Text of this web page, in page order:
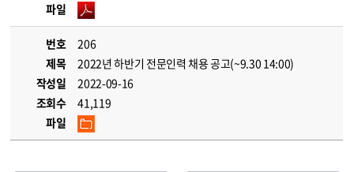
파일
번호
206
제목
2022년 하반기 전문인력 채용 공고(~9.30 14:00)
작성일
2022-09-16
조회수
41,119
파일